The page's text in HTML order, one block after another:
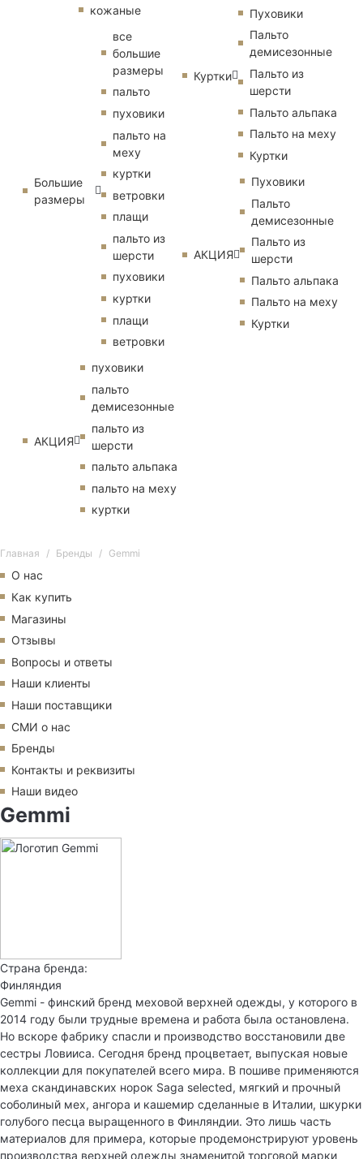
кожаные
Большие
размеры
все
большие
размеры
пальто
пуховики
пальто на
меху
куртки
ветровки
плащи
пальто из
шерсти
пуховики
куртки
плащи
ветровки
АКЦИЯ
пуховики
пальто
демисезонные
пальто из
шерсти
пальто альпака
пальто на меху
куртки
Куртки
Пуховики
Пальто
демисезонные
Пальто из
шерсти
Пальто альпака
Пальто на меху
Куртки
АКЦИЯ
Пуховики
Пальто
демисезонные
Пальто из
шерсти
Пальто альпака
Пальто на меху
Куртки
Главная Бренды Gemmi
О нас
Как купить
Магазины
Отзывы
Вопросы и ответы
Наши клиенты
Наши поставщики
СМИ о нас
Бренды
Контакты и реквизиты
Наши видео
Gemmi
Страна бренда:
Финляндия
Gemmi - финский бренд меховой верхней одежды, у которого в
2014 году были трудные времена и работа была остановлена.
Но вскоре фабрику спасли и производство восстановили две
сестры Ловииса. Сегодня бренд процветает, выпуская новые
коллекции для покупателей всего мира. В пошиве применяются
меха скандинавских норок Saga selected, мягкий и прочный
соболиный мех, ангора и кашемир сделанные в Италии, шкурки
голубого песца выращенного в Финляндии. Это лишь часть
материалов для примера, которые продемонстрируют уровень
производства верхней одежды знаменитой торговой марки